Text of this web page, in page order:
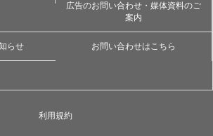
広告のお問い合わせ・媒体資料のご
案内
らせ お問い合わせはこちら
利用規約